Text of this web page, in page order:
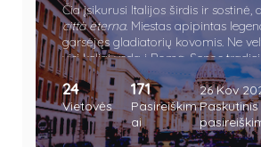
Čia įsikurusi Italijos širdis ir sostinė,
città eterna. Miestas apipintas
garsėjęs gladiatorių kovomis. Ne
visi keliai veda į Romą. Senos
istorinė praeitis paliko Italijai
architektūros lobių. „Amžinasis
magnetas traukia keliautojus iš
Vieni jį dievina, kiti keikia, tačiau
miestas nelieka nepastebėtas.
24
Vietovės
171
Pasireiškim
ai
26 Kov
Paskutinis